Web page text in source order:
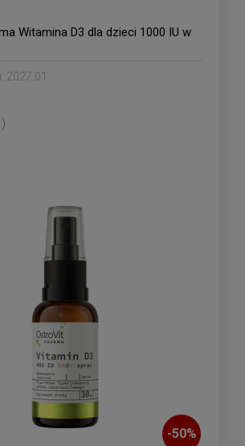
Witamina D3 dla dzieci 1000 IU w
2027.01
-50%